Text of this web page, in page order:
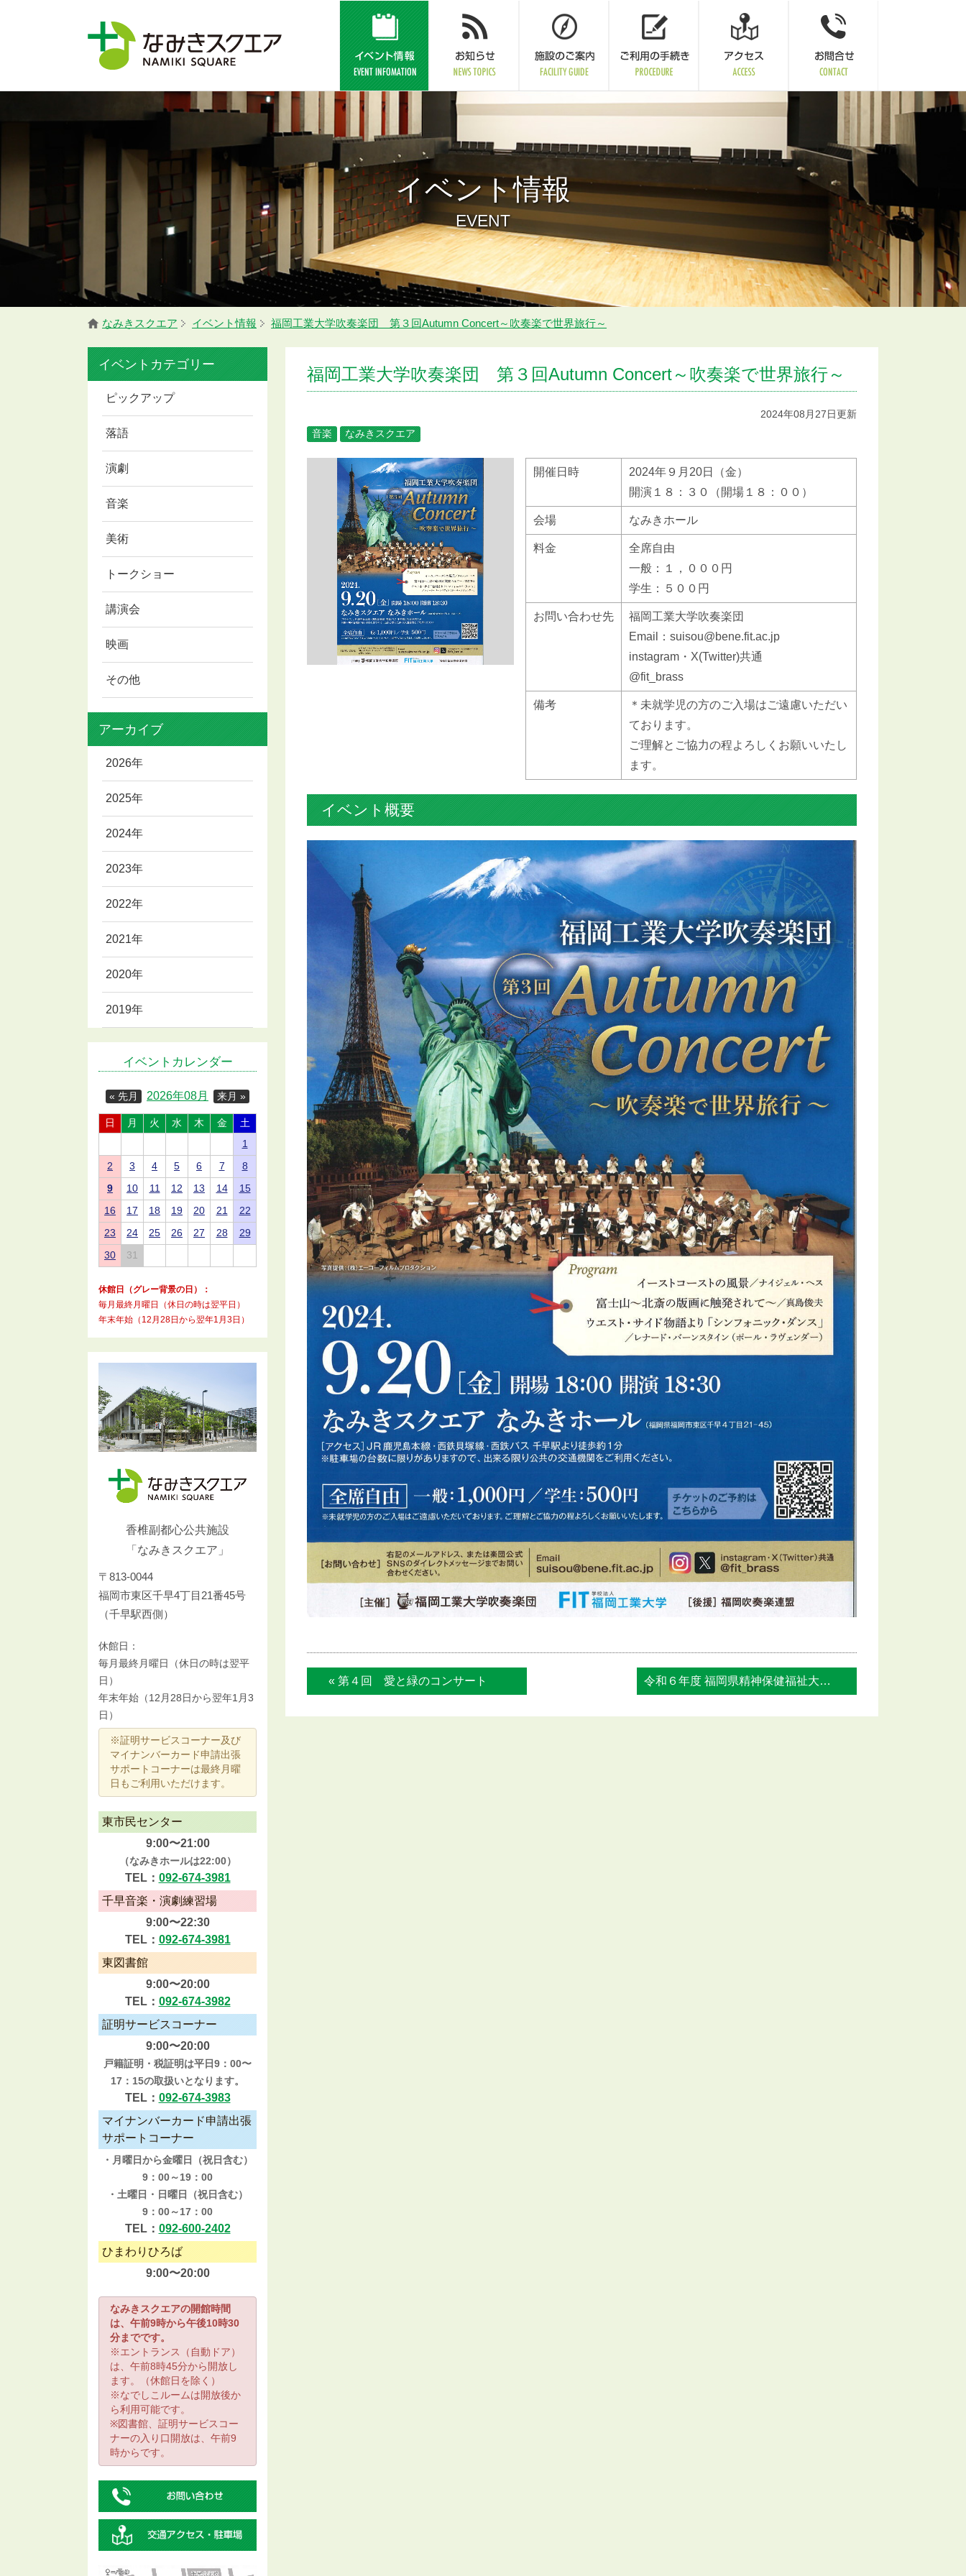
イベント情報
EVENT
なみきスクエア イベント情報 福岡工業大学吹奏楽団 第３回Autumn Concert～吹奏楽で世界旅行～
福岡工業大学吹奏楽団 第３回Autumn Concert～吹奏楽で世界旅行～
2024年08月27日更新
音楽
なみきスクエア
開催日時
2024年９月20日（金）
開演１８：３０（開場１８：００）
会場 なみきホール
料金
全席自由
一般：１，０００円
学生：５００円
お問い合わせ先
福岡工業大学吹奏楽団
Email：suisou@bene.fit.ac.jp
instagram・X(Twitter)共通
@fit_brass
備考
＊未就学児の方のご入場はご遠慮いただい
ております。
ご理解とご協力の程よろしくお願いいたし
ます。
イベント概要
« 第４回 愛と緑のコンサート 令和６年度 福岡県精神保健福祉大会 ここ... »
イベントカテゴリー
ピックアップ
落語
演劇
音楽
美術
トークショー
講演会
映画
その他
アーカイブ
2026年
2025年
2024年
2023年
2022年
2021年
2020年
2019年
イベントカレンダー
« 先月 来月 »
2026年08月
日 月 火 水 木 金
土
1
2 3 4 5 6 7 8
9 10 11 12 13 14 15
16 17 18 19 20 21 22
23 24 25 26 27 28 29
30 31
休館日（グレー背景の日）：
毎月最終月曜日（休日の時は翌平日）
年末年始（12月28日から翌年1月3日）
香椎副都心公共施設
「なみきスクエア」
〒813-0044
福岡市東区千早4丁目21番45号
（千早駅西側）
休館日：
毎月最終月曜日（休日の時は翌平
日）
年末年始（12月28日から翌年1月3
日）
※証明サービスコーナー及び
マイナンバーカード申請出張
サポートコーナーは最終月曜
日もご利用いただけます。
東市民センター
9:00〜21:00
（なみきホールは22:00）
TEL： 092-674-3981
千早音楽・演劇練習場
9:00〜22:30
TEL： 092-674-3981
東図書館
9:00〜20:00
TEL： 092-674-3982
証明サービスコーナー
9:00〜20:00
戸籍証明・税証明は平日9：00〜
17：15の取扱いとなります。
TEL： 092-674-3983
マイナンバーカード申請出張
サポートコーナー
・月曜日から金曜日（祝日含む）
9：00～19：00
・土曜日・日曜日（祝日含む）
9：00～17：00
TEL： 092-600-2402
ひまわりひろば
9:00〜20:00
なみきスクエアの開館時間
は、午前9時から午後10時30
分までです。
※エントランス（自動ドア）
は、午前8時45分から開放し
ます。（休館日を除く）
※なでしこルームは開放後か
ら利用可能です。
※図書館、証明サービスコー
ナーの入り口開放は、午前9
時からです。